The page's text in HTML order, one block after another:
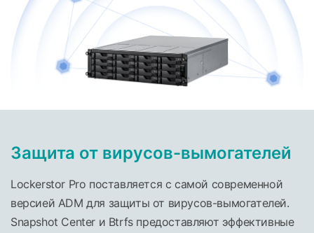
Защита от вирусов-вымогателей
Lockerstor Pro поставляется с самой современной
версией ADM для защиты от вирусов-вымогателей.
Snapshot Center и Btrfs предоставляют эффективные